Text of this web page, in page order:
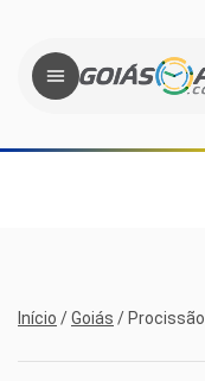
Início /Goiás /